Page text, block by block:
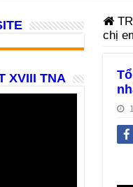
chị
XVIII TNA